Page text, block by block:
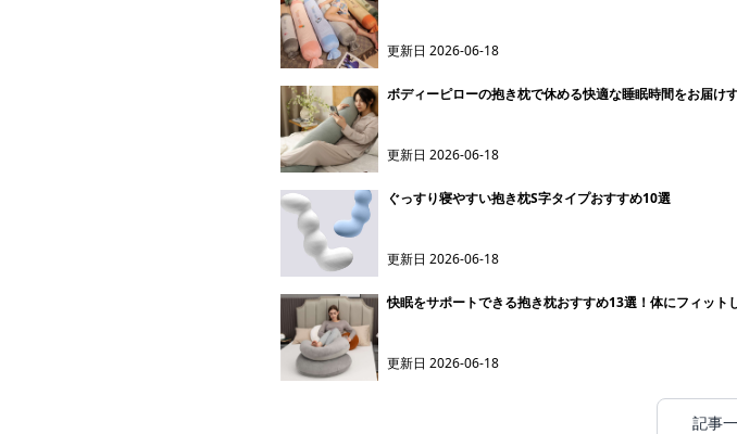
更新日2026-06-18
ボディーピローの抱き枕で休める快適な睡眠時間をお届け
更新日2026-06-18
ぐっすり寝やすい抱き枕S字タイプおすすめ10選
更新日2026-06-18
快眠をサポートできる抱き枕おすすめ13選！体にフィット
更新日2026-06-18
記事